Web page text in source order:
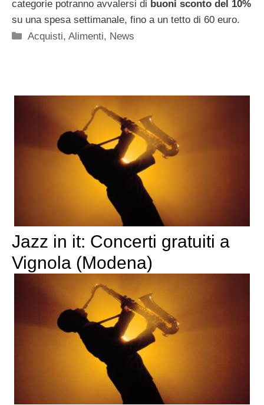
categorie potranno avvalersi di buoni sconto del 10%
su una spesa settimanale, fino a un tetto di 60 euro.
Categorie
Acquisti,Alimenti, News
Jazz in it: Concerti gratuiti a
Vignola (Modena)